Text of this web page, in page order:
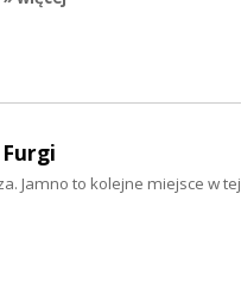
Jamno to kolejne miejsce w tej